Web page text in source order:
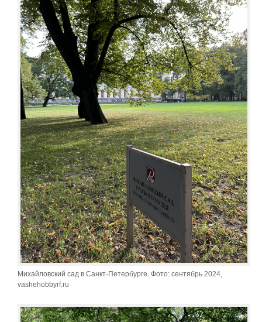
Михайловский сад в Санкт-Петербурге. Фото: сентябрь 2024,
vashehobbyrf.ru